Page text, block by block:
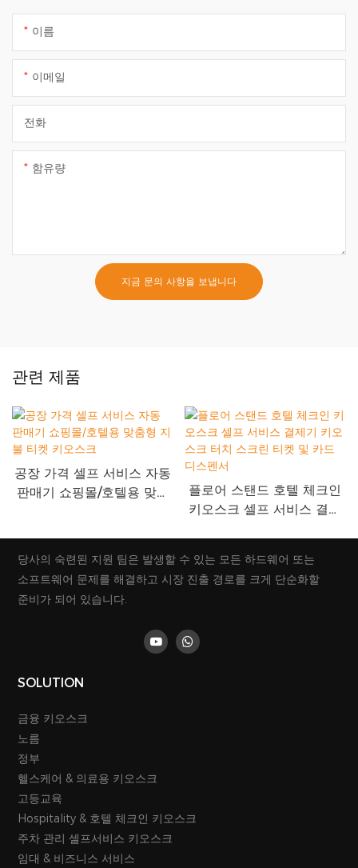
이름
이메일
전화
함유량
지금 문의 사항을 보냅니다
관련 제품
공장 가격 셀프 서비스 자동
판매기 쇼핑몰/호텔용 맞춤
플로어 스탠드 호텔 체크인
키오스크 셀프 서비스 결제
당사의 숙련된 지원 팀은 발생할 수 있는 모든 하드웨어 또는
소프트웨어 문제를 해결하고 시장 진출 경로를 크게 단순화할
준비가 되어 있습니다.
SOLUTION
금융 키오스크
노름
정부
헬스케어 & 의료용 키오스크
고등교육
Hospitality & 호텔 체크인 키오스크
주차 관리 셀프서비스 키오스크
임대 & 비즈니스 서비스